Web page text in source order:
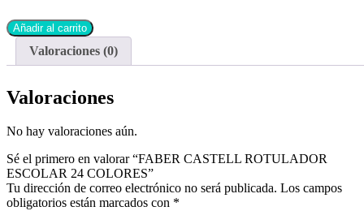
Añadir al carrito
Valoraciones (0)
Valoraciones
No hay valoraciones aún.
Sé el primero en valorar “FABER CASTELL ROTULADOR
ESCOLAR 24 COLORES”
Tu dirección de correo electrónico no será publicada. Los campos
obligatorios están marcados con *